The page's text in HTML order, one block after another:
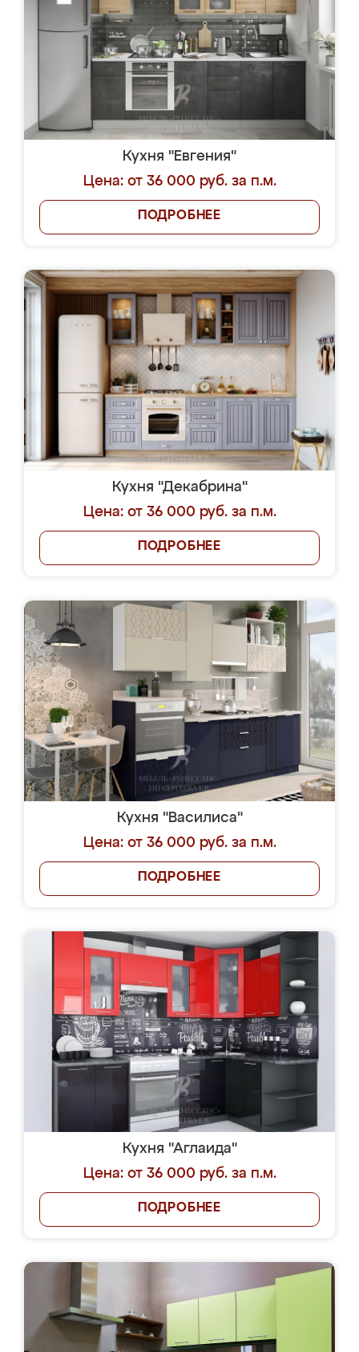
Кухня "Евгения"
Цена: от 36 000 руб. за п.м.
ПОДРОБНЕЕ
Кухня "Декабрина"
Цена: от 36 000 руб. за п.м.
ПОДРОБНЕЕ
Кухня "Василиса"
Цена: от 36 000 руб. за п.м.
ПОДРОБНЕЕ
Кухня "Аглаида"
Цена: от 36 000 руб. за п.м.
ПОДРОБНЕЕ